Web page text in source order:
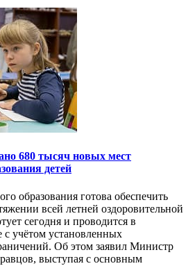
680 тысяч новых мест
детей
образования готова обеспечить
всей летней оздоровительной
сегодня и проводится в
учётом установленных
Об этом заявил Министр
выступая с основным